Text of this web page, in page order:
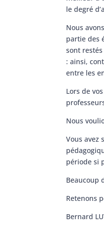
le degré
Nous
partie des
sont
: ainsi,
entre les
Lors de
Nous
Vous avez
période si
Beaucoup
Retenons
Bernard